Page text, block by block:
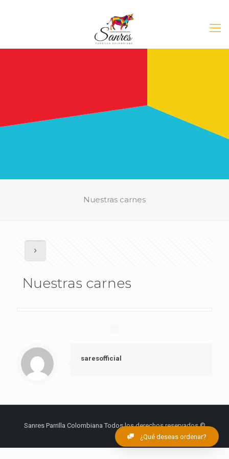
Nuestras carnes
Nuestras carnes
saresofficial
Sanres Parrilla Colombiana Todos los derechos reservados ©
¿Qué deseas ordenar?